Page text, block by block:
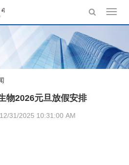
物2026元旦放假安排
31/2025 10:31:00 AM